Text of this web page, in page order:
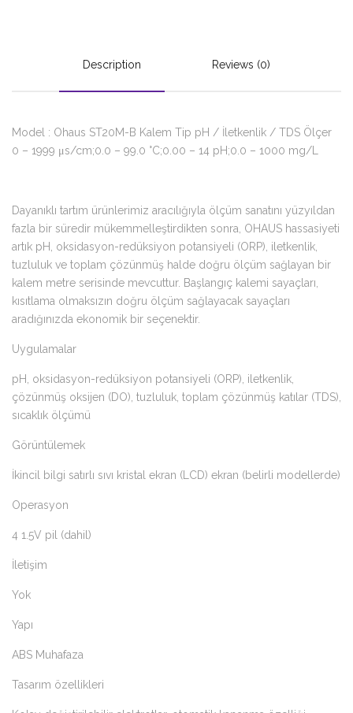
Description Reviews (0)
Model : Ohaus ST20M-B Kalem Tip pH / İletkenlik / TDS Ölçer
0 – 1999 μs/cm;0.0 – 99.0 °C;0.00 – 14 pH;0.0 – 1000 mg/L
Dayanıklı tartım ürünlerimiz aracılığıyla ölçüm sanatını yüzyıldan
fazla bir süredir mükemmelleştirdikten sonra, OHAUS hassasiyeti
artık pH, oksidasyon-redüksiyon potansiyeli (ORP), iletkenlik,
tuzluluk ve toplam çözünmüş halde doğru ölçüm sağlayan bir
kalem metre serisinde mevcuttur. Başlangıç ​​kalemi sayaçları,
kısıtlama olmaksızın doğru ölçüm sağlayacak sayaçları
aradığınızda ekonomik bir seçenektir.
Uygulamalar
pH, oksidasyon-redüksiyon potansiyeli (ORP), iletkenlik,
çözünmüş oksijen (DO), tuzluluk, toplam çözünmüş katılar (TDS),
sıcaklık ölçümü
Görüntülemek
İkincil bilgi satırlı sıvı kristal ekran (LCD) ekran (belirli modellerde)
Operasyon
4 1.5V pil (dahil)
İletişim
Yok
Yapı
ABS Muhafaza
Tasarım özellikleri